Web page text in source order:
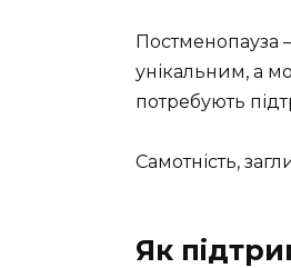
Постменопауза
унікальним, а
потребують
Самотність,
Як